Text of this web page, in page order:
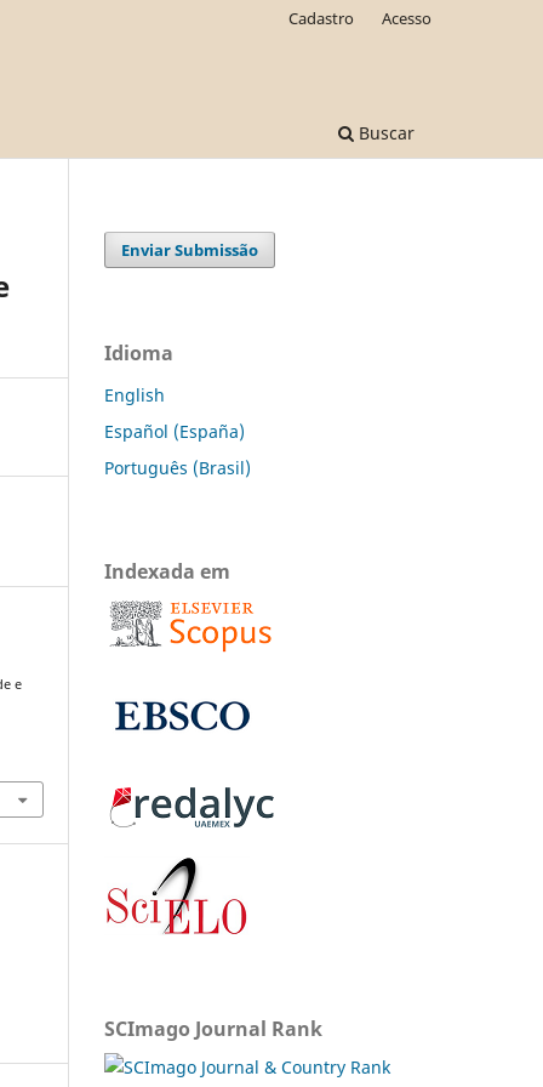
Buscar
Cadastro Acesso
e
Enviar Submissão
Idioma
English
Español (España)
Português (Brasil)
Indexada em
SCImago Journal Rank